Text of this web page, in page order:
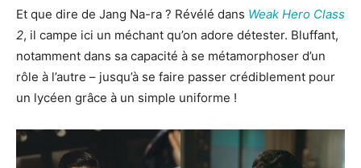
Et que dire de Jang Na-ra ? Révélé dans Weak Hero Class
2, il campe ici un méchant qu’on adore détester. Bluffant,
notamment dans sa capacité à se métamorphoser d’un
rôle à l’autre – jusqu’à se faire passer crédiblement pour
un lycéen grâce à un simple uniforme !